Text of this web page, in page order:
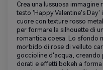
Crea una lussuosa immagine
testo 'Happy Valentine's
cuore con texture rosso
per formare la silhouette di
romantica coesa. Lo sfondo
morbido di rose di velluto
goccioline d'acqua, creando
dorati e effetti bokeh a